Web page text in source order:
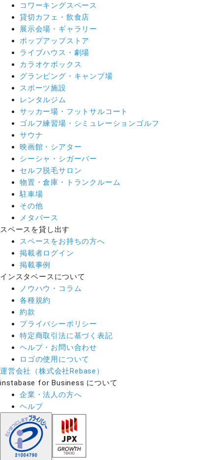
コワーキングスペース
貸切カフェ・飲食店
展示会場・ギャラリー
ポップアップストア
ライブハウス・劇場
カラオケボックス
グランピング・キャンプ場
スポーツ施設
レンタルジム
サッカー場・フットサルコート
ゴルフ練習場・シミュレーションゴルフ
サウナ
映画館・シアター
シーシャ・シガーバー
セルフ脱毛サロン
物置・倉庫・トランクルーム
駐車場
その他
メタバース
スペースを貸し出す
スペースをお持ちの方へ
掲載者ログイン
掲載事例
インスタベースについて
ノウハウ・コラム
各種規約
約款
プライバシーポリシー
特定商取引法に基づく表記
ヘルプ・お問い合わせ
ロゴの使用について
運営会社（株式会社Rebase）
instabase for Business について
企業・法人の方へ
ヘルプ